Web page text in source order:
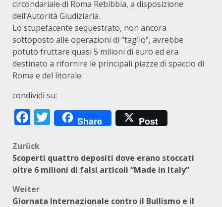
circondariale di Roma Rebibbia, a disposizione
dell’Autorità Giudiziaria.
Lo stupefacente sequestrato, non ancora
sottoposto alle operazioni di “taglio”, avrebbe
potuto fruttare quasi 5 milioni di euro ed era
destinato a rifornire le principali piazze di spaccio di
Roma e del litorale.
condividi su:
Facebook
Twitter
Share Post
Beitragsnavigation
Zurück
Scoperti quattro depositi dove erano stoccati
oltre 6 milioni di falsi articoli “Made in Italy”
Weiter
Giornata Internazionale contro il Bullismo e il